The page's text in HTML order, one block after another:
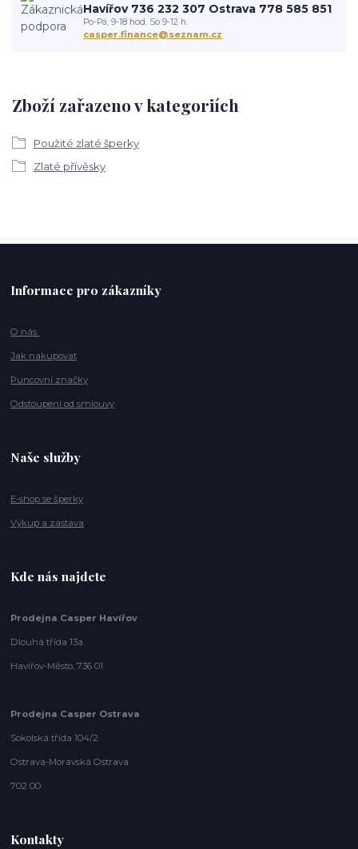
Zboží zařazeno v kategoriích
Použité zlaté šperky
Zlaté přívěsky
Havířov 736 232 307 Ostrava 778 585 851
Po-Pá, 9-18 hod. So 9-12 h.
casper.finance@seznam.cz
Informace pro zákazníky
O nás
Jak nakupovat
Puncovní značky
Odstoupení od smlouvy
Naše služby
E-shop se šperky
Výkup a zástava
Kde nás najdete
Prodejna Casper Havířov
Dlouhá třída 13a
Havířov-Město, 736 01
Prodejna Casper Ostrava
Sokolská třída 104/2
Ostrava-Moravská Ostrava
702 00
Kontakty